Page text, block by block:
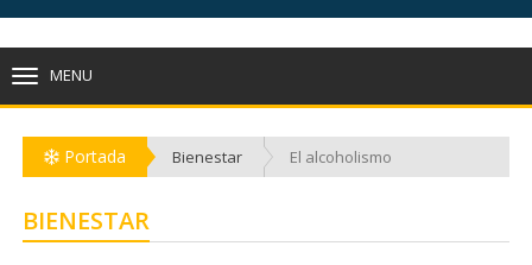
MENU
Portada Bienestar El alcoholismo
BIENESTAR